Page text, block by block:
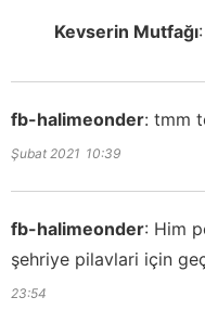
Kevserin Mutfağı:
fb-halimeonder: tmm
Şubat 2021 10:39
fb-halimeonder: Him
şehriye pilavlari için
23:54